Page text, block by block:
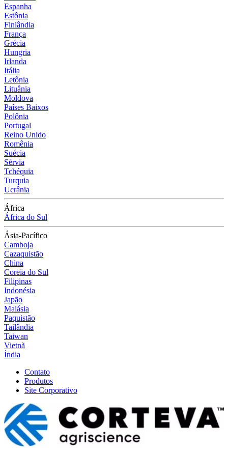
Espanha
Estônia
Finlândia
França
Grécia
Hungria
Irlanda
Itália
Letônia
Lituânia
Moldova
Países Baixos
Polônia
Portugal
Reino Unido
Romênia
Suécia
Sérvia
Tchéquia
Turquia
Ucrânia
África
África do Sul
Ásia-Pacífico
Camboja
Cazaquistão
China
Coreia do Sul
Filipinas
Indonésia
Japão
Malásia
Paquistão
Tailândia
Taiwan
Vietnã
Índia
Contato
Produtos
Site Corporativo